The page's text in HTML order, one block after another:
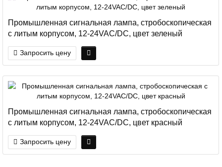
Промышленная сигнальная лампа, стробоскопическая
с литым корпусом, 12-24VAC/DC, цвет зеленый
Запросить цену
Промышленная сигнальная лампа, стробоскопическая
с литым корпусом, 12-24VAC/DC, цвет красный
Запросить цену